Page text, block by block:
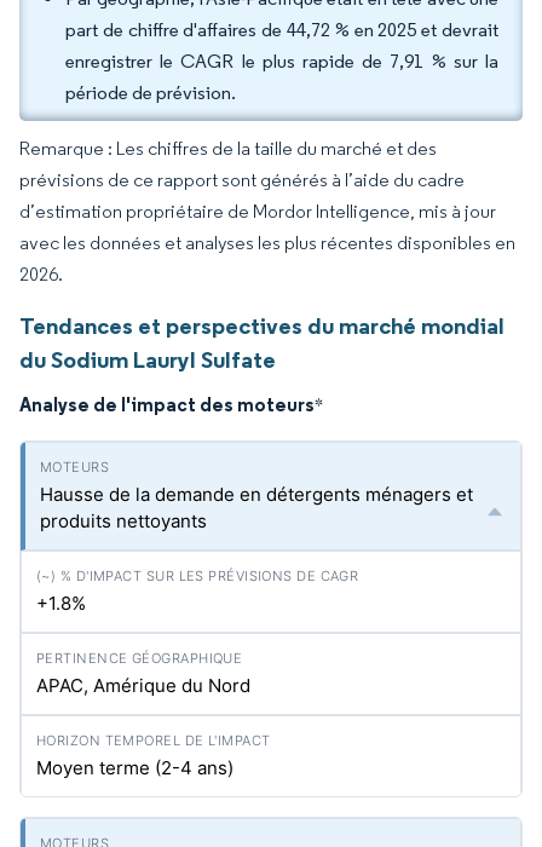
part de chiffre d'affaires de 44,72 % en 2025 et devrait
enregistrer le CAGR le plus rapide de 7,91 % sur la
période de prévision.
Remarque : Les chiffres de la taille du marché et des
prévisions de ce rapport sont générés à l’aide du cadre
d’estimation propriétaire de Mordor Intelligence, mis à jour
avec les données et analyses les plus récentes disponibles en
2026.
Tendances et perspectives du marché mondial
du Sodium Lauryl Sulfate
Analyse de l'impact des moteurs*
Hausse de la demande en détergents ménagers et
produits nettoyants
+1.8%
APAC, Amérique du Nord
Moyen terme (2-4 ans)